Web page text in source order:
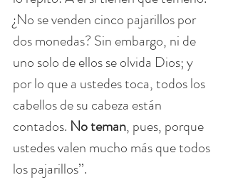
¿No se venden cinco pajarillos por
dos monedas? Sin embargo, ni de
uno solo de ellos se olvida Dios; y
por lo que a ustedes toca, todos los
cabellos de su cabeza están
contados. No teman, pues, porque
ustedes valen mucho más que todos
los pajarillos’’.